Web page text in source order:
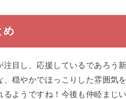
め
注目し、応援しているであろう
、穏やかでほっこりした雰囲気
るようですね！今後も仲睦まじ